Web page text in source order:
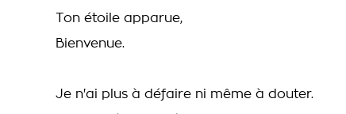
Ton étoile apparue,
Bienvenue.
Je n'ai plus à défaire ni même à douter.